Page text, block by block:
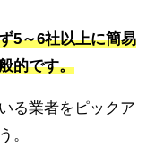
5～6社以上に簡易
的です。
る業者をピックア
。